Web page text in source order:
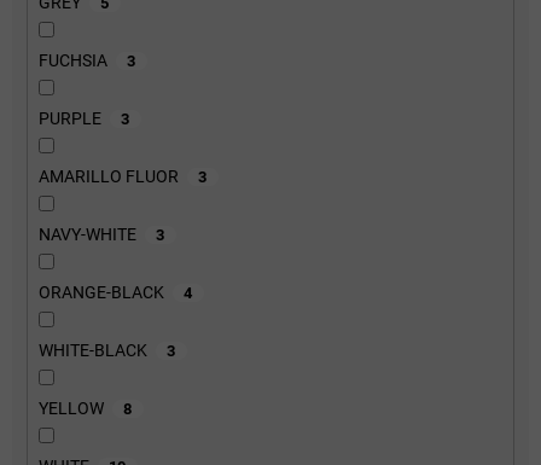
FUCHSIA 3
PURPLE 3
AMARILLO FLUOR 3
NAVY-WHITE 3
ORANGE-BLACK 4
WHITE-BLACK 3
YELLOW 8